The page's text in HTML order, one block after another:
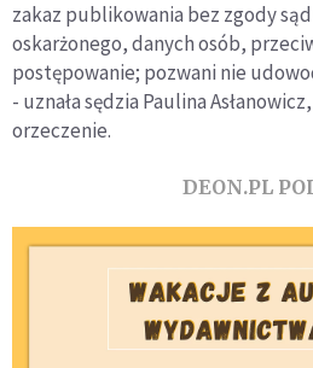
zakaz publikowania bez zgody
oskarżonego, danych osób,
postępowanie; pozwani nie
- uznała sędzia Paulina
orzeczenie.
DEON.PL